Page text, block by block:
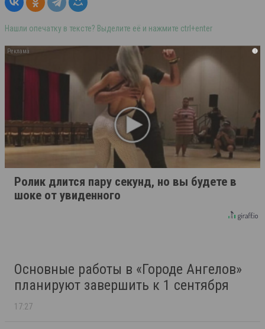
Нашли опечатку в тексте? Выделите её и нажмите ctrl+enter
i
Ролик длится пару секунд, но вы будете в
шоке от увиденного
Основные работы в «Городе Ангелов»
планируют завершить к 1 сентября
17:27